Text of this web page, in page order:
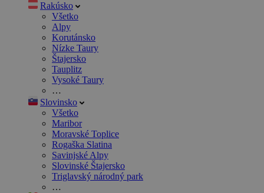
Rakúsko
Všetko
Alpy
Korutánsko
Nízke Taury
Štajersko
Tauplitz
Vysoké Taury
…
Slovinsko
Všetko
Maribor
Moravské Toplice
Rogaška Slatina
Savinjské Alpy
Slovinské Štajersko
Triglavský národný park
…